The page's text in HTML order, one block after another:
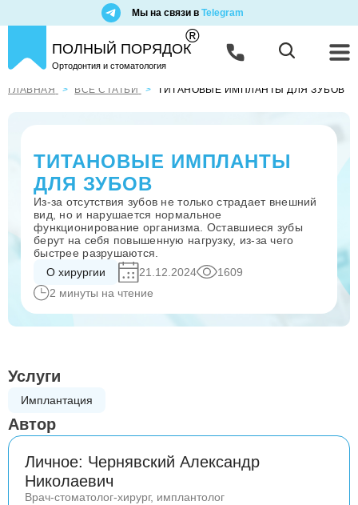
Мы на связи в Telegram
ПОЛНЫЙ ПОРЯДОК
®
Ортодонтия и стоматология
ГЛАВНАЯ ВСЕ СТАТЬИ ТИТАНОВЫЕ ИМПЛАНТЫ ДЛЯ ЗУБОВ
ТИТАНОВЫЕ ИМПЛАНТЫ
ДЛЯ ЗУБОВ
Из-за отсутствия зубов не только страдает внешний
вид, но и нарушается нормальное
функционирование организма. Оставшиеся зубы
берут на себя повышенную нагрузку, из-за чего
быстрее разрушаются.
О хирургии
21.12.2024
1609
2 минуты на чтение
Услуги
Имплантация
Автор
Личное: Чернявский Александр
Николаевич
Врач-стоматолог-хирург, имплантолог